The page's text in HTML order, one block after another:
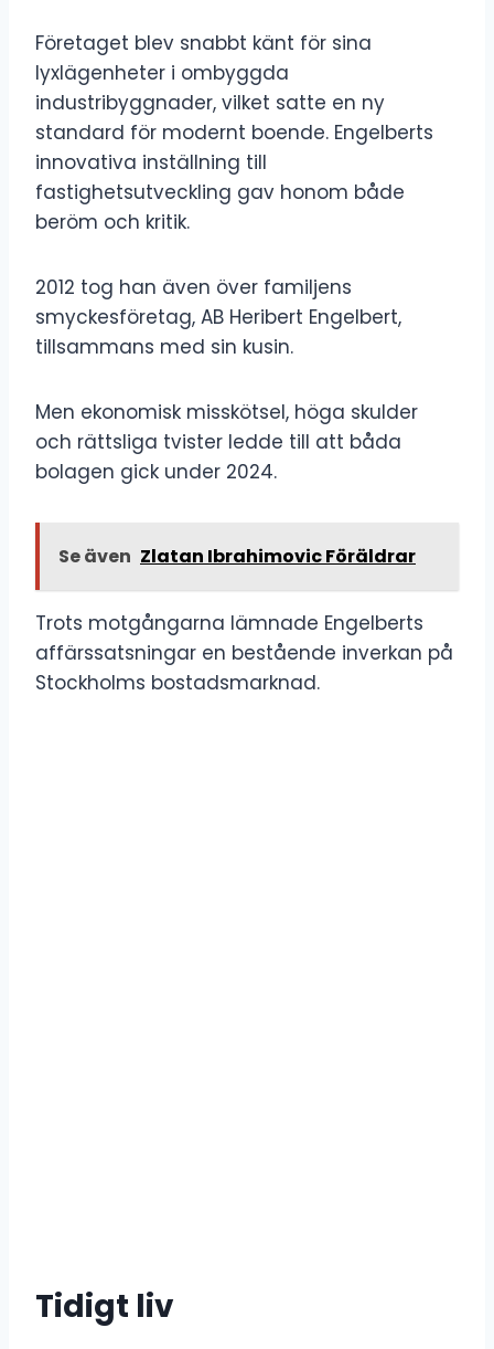
Företaget blev snabbt känt för sina
lyxlägenheter i ombyggda
industribyggnader, vilket satte en ny
standard för modernt boende. Engelberts
innovativa inställning till
fastighetsutveckling gav honom både
beröm och kritik.
2012 tog han även över familjens
smyckesföretag, AB Heribert Engelbert,
tillsammans med sin kusin.
Men ekonomisk misskötsel, höga skulder
och rättsliga tvister ledde till att båda
bolagen gick under 2024.
Se även Zlatan Ibrahimovic Föräldrar
Trots motgångarna lämnade Engelberts
affärssatsningar en bestående inverkan på
Stockholms bostadsmarknad.
Tidigt liv